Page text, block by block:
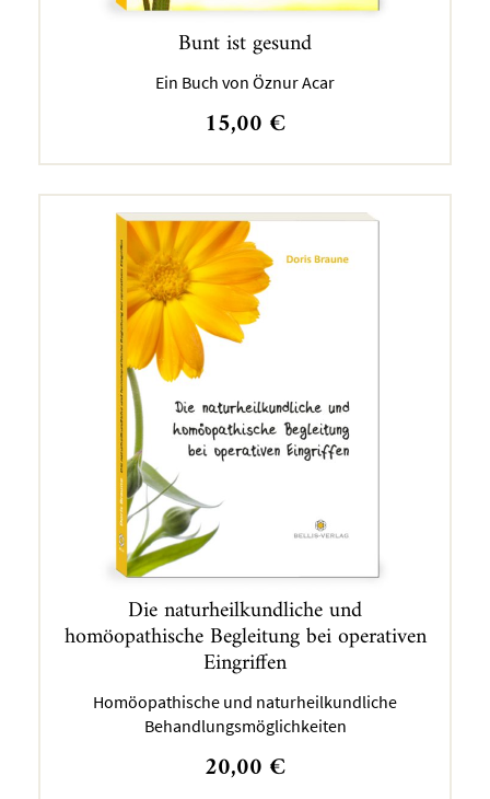
Bunt ist gesund
Ein Buch von Öznur Acar
15,00 €
Die naturheilkundliche und
homöopathische Begleitung bei operativen
Eingriffen
Homöopathische und naturheilkundliche
Behandlungsmöglichkeiten
20,00 €